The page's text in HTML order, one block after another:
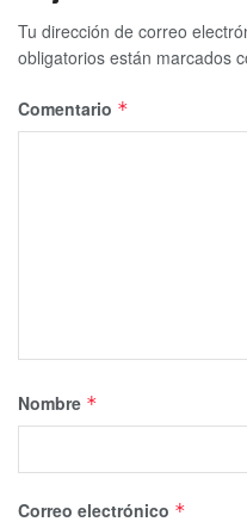
Tu dirección de correo
obligatorios están marcados
Comentario *
Nombre *
Correo electrónico *